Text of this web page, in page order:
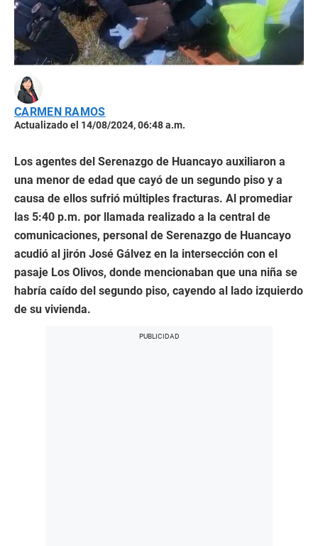
CARMEN RAMOS
Actualizado el 14/08/2024, 06:48 a.m.
Los agentes del Serenazgo de Huancayo auxiliaron a
una menor de edad que cayó de un segundo piso y a
causa de ellos sufrió múltiples fracturas. Al promediar
las 5:40 p.m. por llamada realizado a la central de
comunicaciones, personal de Serenazgo de Huancayo
acudió al jirón José Gálvez en la intersección con el
pasaje Los Olivos, donde mencionaban que una niña se
habría caído del segundo piso, cayendo al lado izquierdo
de su vivienda.